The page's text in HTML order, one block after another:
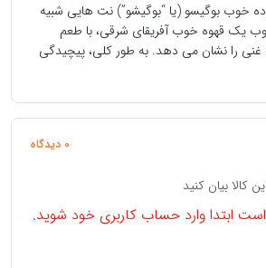
خوب بوگیسو (یا “بوگیشو”) نت هایی شبیه
یک قهوه خوب آفریقای شرقی، با طعم
غنی را نشان می دهد. به طور کلی، پیچیدگی
اوگاندا باعث می‌شود که آنها نسبت به
تانزانیا یا کنیا کمتر متمایز شوند.
اوگاندا رشد می کنند.
تا فوریه به اوج خود می رسد). پس از
طور طبیعی شسته می شوند (به طور محلی به
می شوند) یا به طور طبیعی پردازش می شوند (به
شناخته می شوند).
0 دیدگاه
کالا بیان کنید
است ابتدا وارد حساب کاربری خود شوید.